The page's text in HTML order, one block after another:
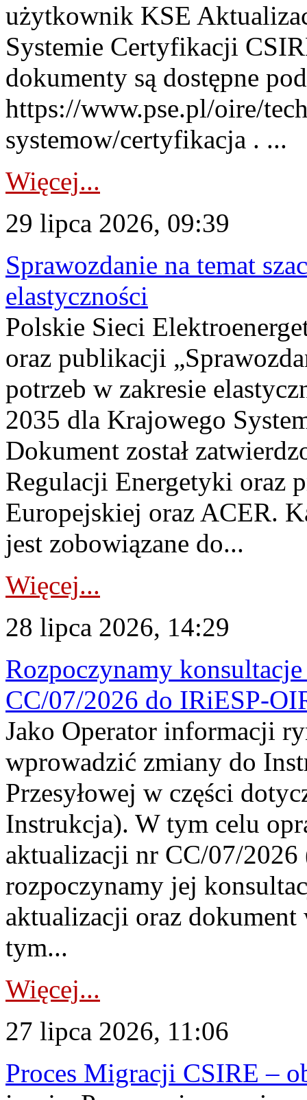
użytkownik KSE
Systemie Certyfikacji
dokumenty są dostępne
https://www.pse.pl/oire/
systemow/certyfikacja . ...
Więcej...
29 lipca 2026, 09:39
Sprawozdanie na temat
elastyczności
Polskie Sieci
oraz publikacji
potrzeb w zakresie
2035 dla Krajowego
Dokument został
Regulacji Energetyki oraz
Europejskiej oraz ACER.
jest zobowiązane do...
Więcej...
28 lipca 2026, 14:29
Rozpoczynamy
CC/07/2026 do IRiESP-
Jako Operator informacji
wprowadzić zmiany do
Przesyłowej w części
Instrukcja). W tym celu
aktualizacji nr CC/07/
rozpoczynamy jej
aktualizacji oraz
tym...
Więcej...
27 lipca 2026, 11:06
Proces Migracji CSIRE –